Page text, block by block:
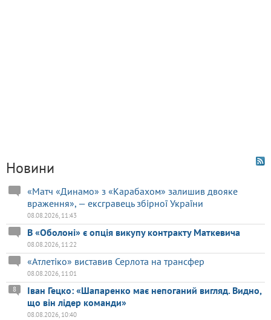
Новини
«Матч «Динамо» з «Карабахом» залишив двояке
враження», — ексгравець збірної України
08.08.2026, 11:43
В «Оболоні» є опція викупу контракту Маткевича
08.08.2026, 11:22
«Атлетіко» виставив Серлота на трансфер
08.08.2026, 11:01
Іван Гецко: «Шапаренко має непоганий вигляд. Видно,
що він лідер команди»
8
08.08.2026, 10:40